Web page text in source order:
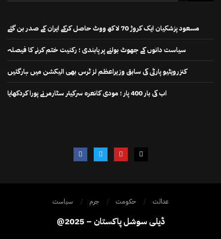
مسعود پزشکیان ایک کروڑ 70 لاکھ ووٹ حاصل کرکے ایران کے صدر بن گئے
سیاست دانوں کے جھوٹ بولنے پر پابندی ؛ رکنیت ختم کرنے کا فیصلہ
کنزرویٹیو پارٹی کی سابق وزیراعظم لز ٹرس بھی الیکشن میں ہارگئیں
اب کی بار 400 پار ؛ مودی کانعرہ سرکیئر سٹارمر نے پورا کردکھایا
سیاست جرم حکومت عدالت
@2025 – ڈیلی سوشل پاکستان